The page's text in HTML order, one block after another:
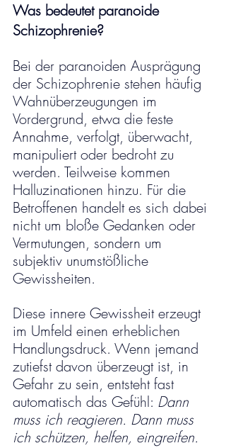
Was bedeutet paranoide
Schizophrenie?
Bei der paranoiden Ausprägung
der Schizophrenie stehen häufig
Wahnüberzeugungen im
Vordergrund, etwa die feste
Annahme, verfolgt, überwacht,
manipuliert oder bedroht zu
werden. Teilweise kommen
Halluzinationen hinzu. Für die
Betroffenen handelt es sich dabei
nicht um bloße Gedanken oder
Vermutungen, sondern um
subjektiv unumstößliche
Gewissheiten.
Diese innere Gewissheit erzeugt
im Umfeld einen erheblichen
Handlungsdruck. Wenn jemand
zutiefst davon überzeugt ist, in
Gefahr zu sein, entsteht fast
automatisch das Gefühl: Dann
muss ich reagieren. Dann muss
ich schützen, helfen, eingreifen.